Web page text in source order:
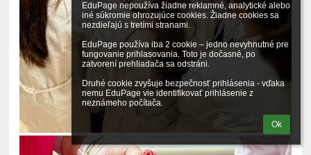
EduPage nepoužíva žiadne reklamné, analytické alebo
iné súkromie ohrozujúce cookies. Žiadne cookies sa
nezdieľajú s tretími stranami.
EduPage používa iba 2 cookie – jedno nevyhnutné pre
fungovanie prihlasovania. Toto je dočasné, po
zatvorení prehliadača sa odstráni.
Druhé cookie zvyšuje bezpečnosť prihlásenia - vďaka
nemu EduPage vie identifikovať prihlásenie z
neznámeho počítača.
Ok